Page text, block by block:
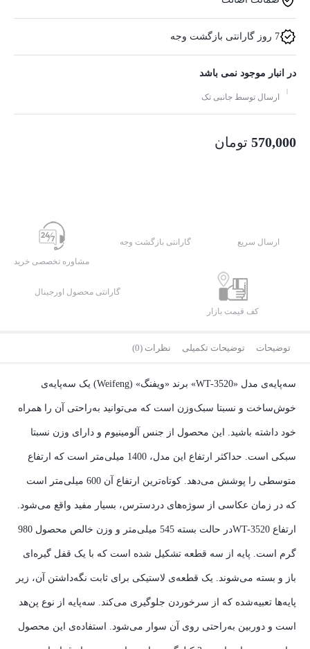
7 روز گارانتی بازگشت وجه
در انبار موجود نمی باشد
ارسال توسط جانبی تک
570,000 تومان
ارسال سریع
گارانتی بازگشت وجه
مشاوره تخصصی خرید
کف قیمت بازار
گارانتی محصول اورجینال
توضیحات توضیحات تکمیلی نظرات (0)
سه‌پایه‌ی مدل «WT-3520» برند «ویفنگ» (Weifeng) یک سه‌پایه‌ی
خوش‌ساخت و نسبتا سبک‌وزن است که می‌توانید به‌راحتی آن را همراه
خود داشته ‌باشید. این محصول از جنس آلومینیوم و دارای وزن نسبتا
سبکی است. حداکثر ارتفاع این مدل، 1400 میلی‌متر است که ارتفاع
متوسطی را پوشش می‌دهد. کوتاه‌ترین ارتفاع آن 600 میلی‌متر است
که در زمان عکاسی از سوژه‌های دردسترس، بسیار مفید واقع می‌شود.
ارتفاع WT-3520در حالت بسته 545 میلی‌متر و وزن خالص محصول 980
گرم است. پایه از سه قطعه تشکیل ‌شده است که با یک قفل گیره‌ای
باز و بسته می‌شوند. یک قطعه‌ی لاستیکی برای ثابت نگه‌داشتن آن، زیر
پایه‌ها تعبیه‌شده که از سرخوردن جلوگیری می‌کند. سه‌پایه از نوع پن‌هد
است و دوربین به‌راحتی روی آن سوار می‌شود. استفاده‌ی این محصول